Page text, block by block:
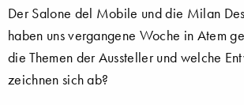
Der Salone del Mobile und die Milan
haben uns vergangene Woche in Atem
die Themen der Aussteller und welche
zeichnen sich ab?